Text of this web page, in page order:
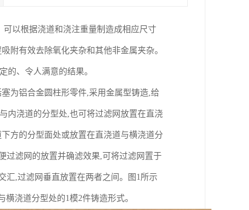
以根据浇道和浇注重量制造成相应尺寸
附有效去除氧化夹杂和其他非金属夹杂。
的、令人满意的结果。
为铝合金圆柱形零件,采用金属型铸造,给
内浇道的分型处,也可将过滤网放置在直浇
方的分型面处或放置在直浇道与横浇道分
过滤网的放置并确滤效果,可将过滤网置于
汇,过滤网垂直放置在两者之间。图1所示
浇道分型处的1模2件铸造形式。